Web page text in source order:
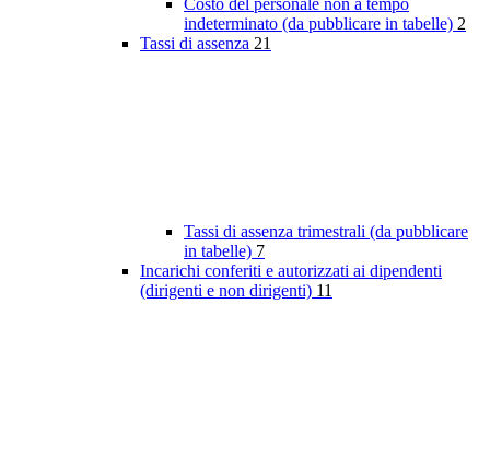
Costo del personale non a tempo
indeterminato (da pubblicare in tabelle) 2
Tassi di assenza 21
Tassi di assenza trimestrali (da pubblicare
in tabelle) 7
Incarichi conferiti e autorizzati ai dipendenti
(dirigenti e non dirigenti) 11